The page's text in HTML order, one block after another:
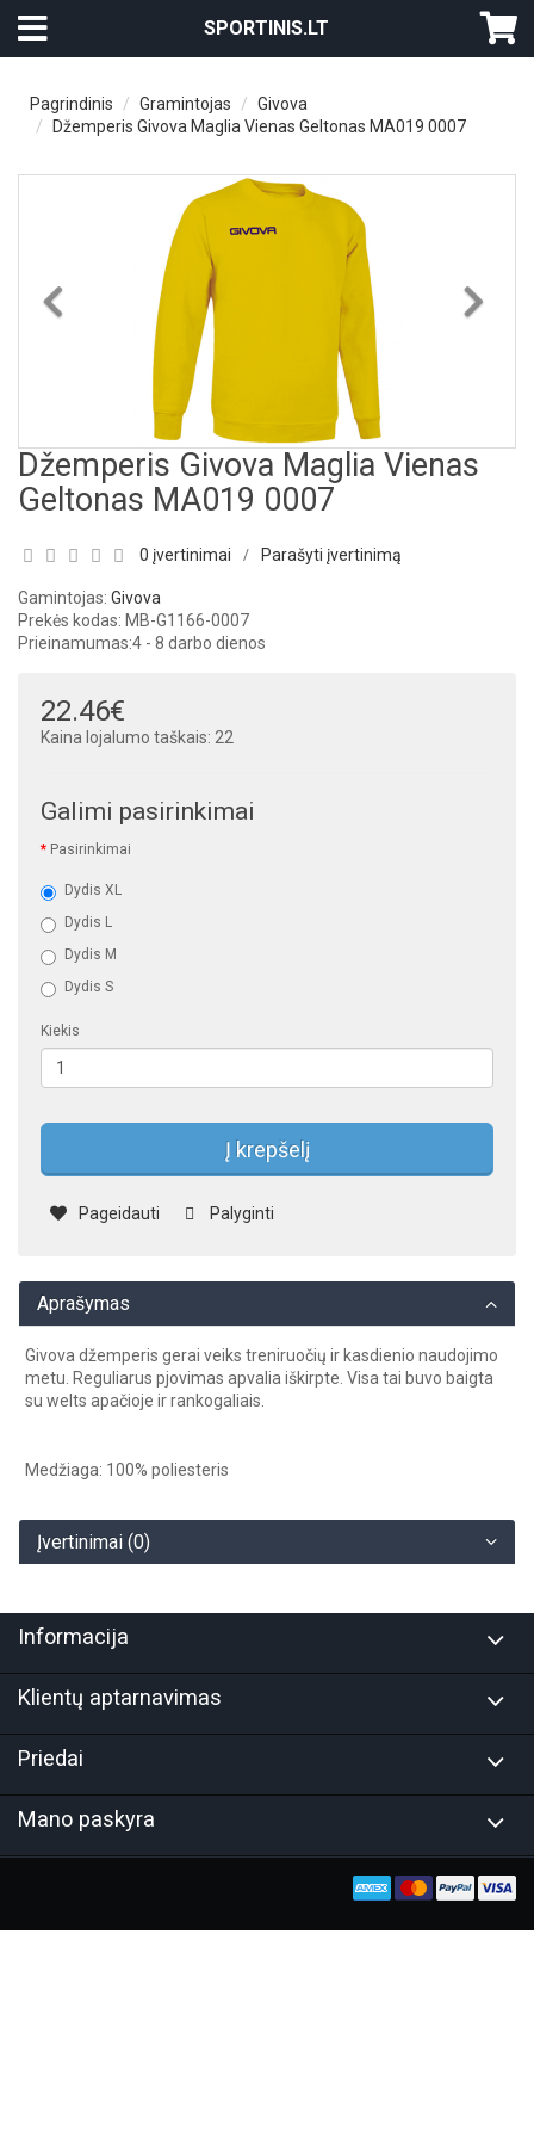
SPORTINIS.LT
Pagrindinis Gramintojas
Givova
Džemperis Givova Maglia Vienas Geltonas MA019 0007
Previous
Džemperis Givova Maglia Vienas
Geltonas MA019 0007
0 įvertinimai / Parašyti įvertinimą
Gamintojas: Givova
Prekės kodas: MB-G1166-0007
Prieinamumas:4 - 8 darbo dienos
22.46€
Kaina lojalumo taškais: 22
Galimi pasirinkimai
Pasirinkimai
Dydis XL
Dydis L
Dydis M
Dydis S
Kiekis
Į krepšelį
Pageidauti Palyginti
Aprašymas
Givova džemperis gerai veiks treniruočių ir kasdienio naudojimo
metu. Reguliarus pjovimas apvalia iškirpte. Visa tai buvo baigta
su welts apačioje ir rankogaliais.
Medžiaga: 100% poliesteris
Įvertinimai (0)
Informacija
Klientų aptarnavimas
Priedai
Mano paskyra